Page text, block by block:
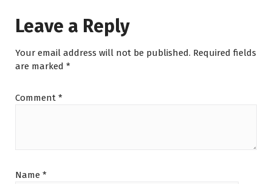
Leave a Reply
Your email address will not be published. Required fields
are marked *
Comment *
Name *